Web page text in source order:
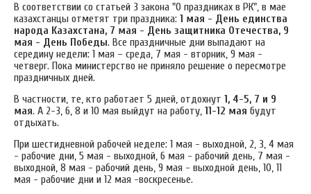
В соответствии со статьей 3 закона "О праздниках в РК", в мае
казахстанцы отметят три праздника: 1 мая - День единства
народа Казахстана, 7 мая - День защитника Отечества, 9
мая - День Победы. Все праздничные дни выпадают на
середину недели: 1 мая – среда, 7 мая - вторник, 9 мая -
четверг. Пока министерство не приняло решение о пересмотре
праздничных дней.
В частности, те, кто работает 5 дней, отдохнут 1, 4-5, 7 и 9
мая. А 2-3, 6, 8 и 10 мая выйдут на работу, 11-12 мая будут
отдыхать.
При шестидневной рабочей неделе: 1 мая - выходной, 2, 3, 4 мая
- рабочие дни, 5 мая - выходной, 6 мая - рабочий день, 7 мая -
выходной, 8 мая - рабочий день, 9 мая - выходной день, 10, 11
мая - рабочие дни и 12 мая -воскресенье.